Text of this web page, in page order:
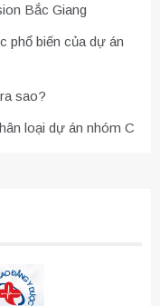
Bắc Giang
phổ biến của dự án
sao?
loại dự án nhóm C